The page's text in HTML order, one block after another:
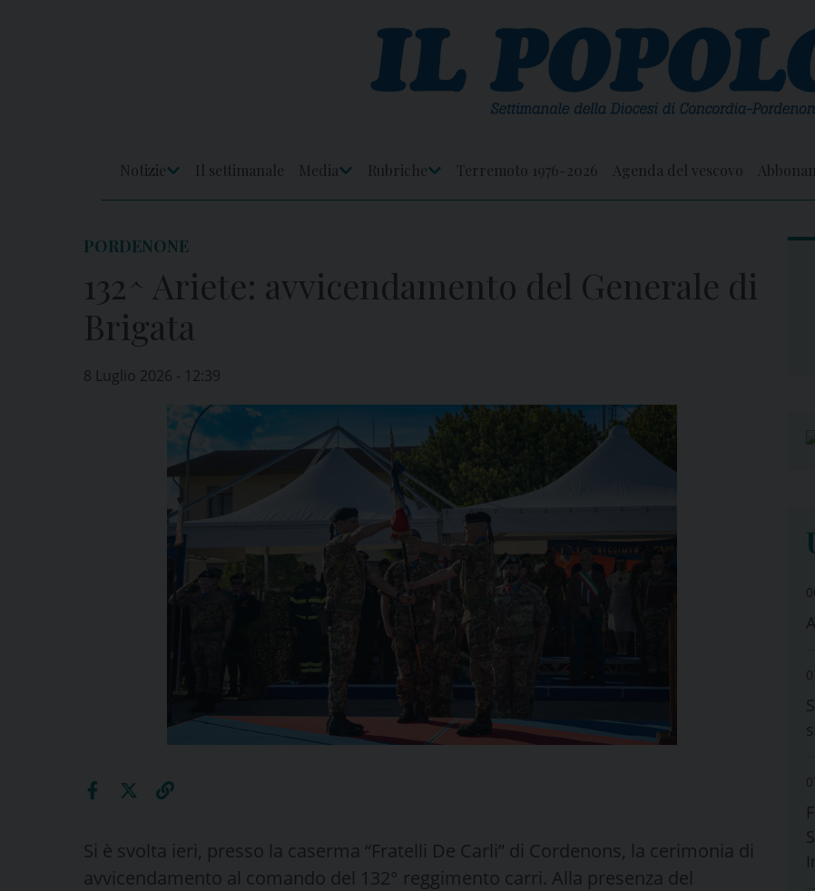
Notizie
Il settimanale
Media
Rubriche
Terremoto 1976-2026 Agenda del vescovo
PORDENONE
132^ Ariete: avvicendamento del Generale di
Brigata
8 Luglio 2026 - 12:39
Si è svolta ieri, presso la caserma “Fratelli De Carli” di Cordenons, la cerimonia di
avvicendamento al comando del 132° reggimento carri. Alla presenza del